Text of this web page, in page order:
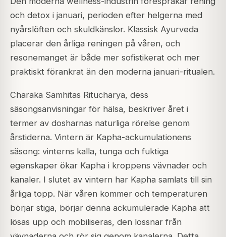
och detox i januari, perioden efter helgerna med
nyårslöften och skuldkänslor. Klassisk Ayurveda
placerar den årliga reningen på våren, och
resonemanget är både mer sofistikerat och mer
praktiskt förankrat än den moderna januari-ritualen.
Charaka Samhitas Ritucharya, dess
säsongsanvisningar för hälsa, beskriver året i
termer av dosharnas naturliga rörelse genom
årstiderna. Vintern är Kapha-ackumulationens
säsong: vinterns kalla, tunga och fuktiga
egenskaper ökar Kapha i kroppens vävnader och
kanaler. I slutet av vintern har Kapha samlats till sin
årliga topp. När våren kommer och temperaturen
börjar stiga, börjar denna ackumulerade Kapha att
lösas upp och mobiliseras, den lossnar från